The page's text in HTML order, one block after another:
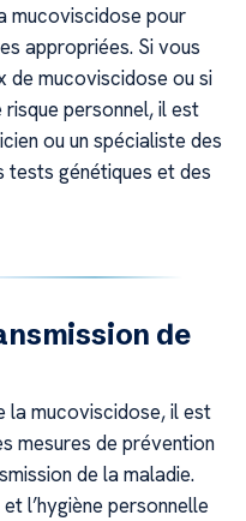
mucoviscidose pour
appropriées. Si vous
de mucoviscidose ou si
personnel, il est
ou un spécialiste des
tests génétiques et des
de
la mucoviscidose, il est
mesures de prévention
de la maladie.
l’hygiène personnelle